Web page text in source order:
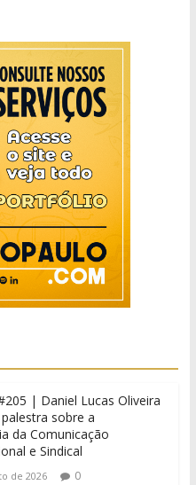
| Daniel Lucas Oliveira
sobre a
da Comunicação
e Sindical
de 2026 0